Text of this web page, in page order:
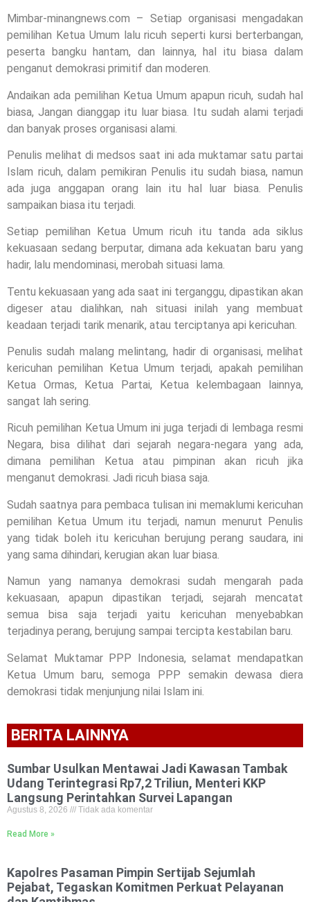
Mimbar-minangnews.com – Setiap organisasi mengadakan
pemilihan Ketua Umum lalu ricuh seperti kursi berterbangan,
peserta bangku hantam, dan lainnya, hal itu biasa dalam
penganut demokrasi primitif dan moderen.
Andaikan ada pemilihan Ketua Umum apapun ricuh, sudah hal
biasa, Jangan dianggap itu luar biasa. Itu sudah alami terjadi
dan banyak proses organisasi alami.
Penulis melihat di medsos saat ini ada muktamar satu partai
Islam ricuh, dalam pemikiran Penulis itu sudah biasa, namun
ada juga anggapan orang lain itu hal luar biasa. Penulis
sampaikan biasa itu terjadi.
Setiap pemilihan Ketua Umum ricuh itu tanda ada siklus
kekuasaan sedang berputar, dimana ada kekuatan baru yang
hadir, lalu mendominasi, merobah situasi lama.
Tentu kekuasaan yang ada saat ini terganggu, dipastikan akan
digeser atau dialihkan, nah situasi inilah yang membuat
keadaan terjadi tarik menarik, atau terciptanya api kericuhan.
Penulis sudah malang melintang, hadir di organisasi, melihat
kericuhan pemilihan Ketua Umum terjadi, apakah pemilihan
Ketua Ormas, Ketua Partai, Ketua kelembagaan lainnya,
sangat lah sering.
Ricuh pemilihan Ketua Umum ini juga terjadi di lembaga resmi
Negara, bisa dilihat dari sejarah negara-negara yang ada,
dimana pemilihan Ketua atau pimpinan akan ricuh jika
menganut demokrasi. Jadi ricuh biasa saja.
Sudah saatnya para pembaca tulisan ini memaklumi kericuhan
pemilihan Ketua Umum itu terjadi, namun menurut Penulis
yang tidak boleh itu kericuhan berujung perang saudara, ini
yang sama dihindari, kerugian akan luar biasa.
Namun yang namanya demokrasi sudah mengarah pada
kekuasaan, apapun dipastikan terjadi, sejarah mencatat
semua bisa saja terjadi yaitu kericuhan menyebabkan
terjadinya perang, berujung sampai tercipta kestabilan baru.
Selamat Muktamar PPP Indonesia, selamat mendapatkan
Ketua Umum baru, semoga PPP semakin dewasa diera
demokrasi tidak menjunjung nilai Islam ini.
BERITA LAINNYA
Sumbar Usulkan Mentawai Jadi Kawasan Tambak
Udang Terintegrasi Rp7,2 Triliun, Menteri KKP
Langsung Perintahkan Survei Lapangan
Agustus 8, 2026 Tidak ada komentar
Read More »
Kapolres Pasaman Pimpin Sertijab Sejumlah
Pejabat, Tegaskan Komitmen Perkuat Pelayanan